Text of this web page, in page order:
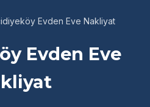
Evden Eve Nakliyat
Evden Eve